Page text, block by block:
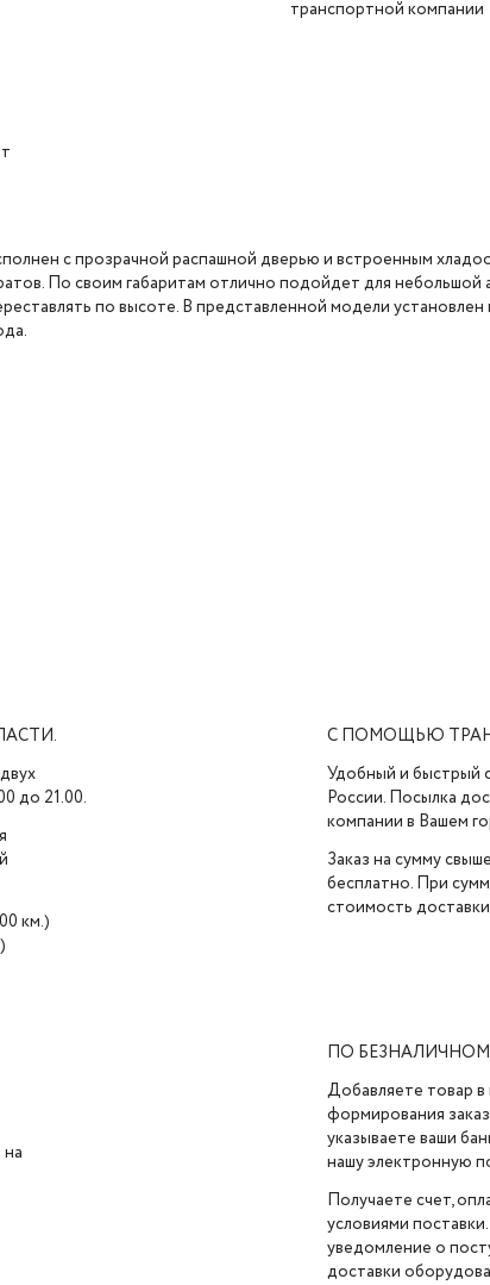
транспортной компании
с прозрачной распашной дверью и встроенным
По своим габаритам отлично подойдет для небольшой
по высоте. В представленной модели
до 21.00.
км.)
С ПОМОЩЬЮ
Удобный и быстрый
России. Посылка
компании в Вашем
Заказ на сумму
бесплатно. При
стоимость
ПО
Добавляете товар в
формирования
указываете ваши
нашу электронную
Получаете счет,
условиями
уведомление о
доставки